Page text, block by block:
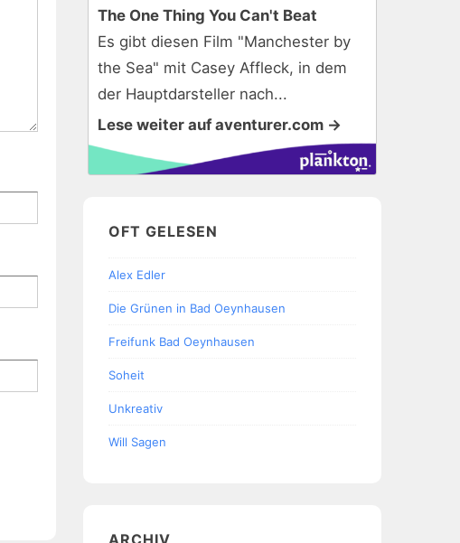
The One Thing You Can't Beat
Es gibt diesen Film "Manchester by
the Sea" mit Casey Affleck, in dem
der Hauptdarsteller nach...
Lese weiter auf aventurer.com →
OFT GELESEN
Alex Edler
Die Grünen in Bad Oeynhausen
Freifunk Bad Oeynhausen
Soheit
Unkreativ
Will Sagen
ARCHIV